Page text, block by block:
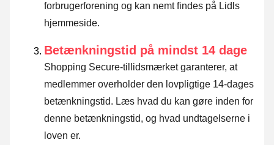
forbrugerforening og kan nemt findes på Lidls
hjemmeside.
Betænkningstid på mindst 14 dage
Shopping Secure-tillidsmærket garanterer, at
medlemmer overholder den lovpligtige 14-dages
betænkningstid. Læs hvad du kan gøre inden for
denne betænkningstid, og hvad undtagelserne i
loven er.